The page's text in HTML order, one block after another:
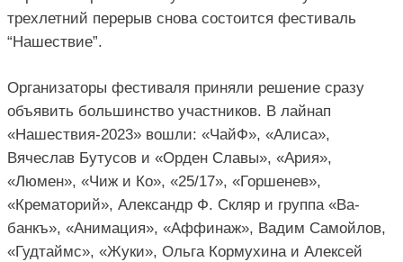
трехлетний перерыв снова состоится фестиваль
“Нашествие”.
Организаторы фестиваля приняли решение сразу
объявить большинство участников. В лайнап
«Нашествия-2023» вошли: «ЧайФ», «Алиса»,
Вячеслав Бутусов и «Орден Славы», «Ария»,
«Люмен», «Чиж и Ко», «25/17», «Горшенев»,
«Крематорий», Александр Ф. Скляр и группа «Ва-
банкъ», «Анимация», «Аффинаж», Вадим Самойлов,
«Гудтаймс», «Жуки», Ольга Кормухина и Алексей